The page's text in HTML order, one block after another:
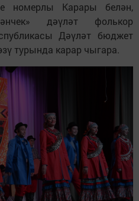
номерлы Карары белән,
дәүләт фолькор
Дәүләт бюджет
турында карар чыгара.